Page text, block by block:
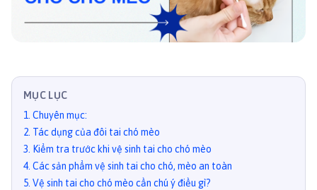
MỤC LỤC
1 Chuyên mục:
2 Tác dụng của đôi tai chó mèo
3
Kiểm tra trước khi vệ sinh tai cho chó mèo
4. Các sản phẩm vệ sinh tai cho chó, mèo an toàn
5 Vệ sinh tai cho chó mèo cần chú ý điều gì?